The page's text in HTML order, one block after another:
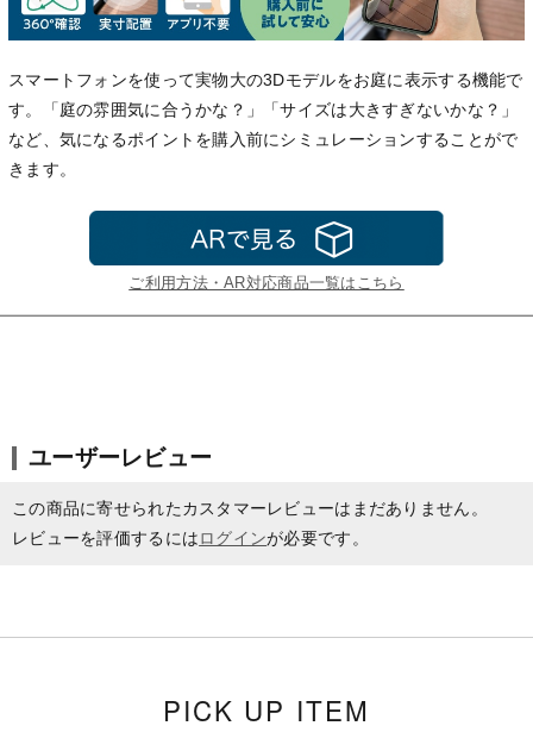
スマートフォンを使って実物大の3Dモデルをお庭に表示する機能で
す。「庭の雰囲気に合うかな？」「サイズは大きすぎないかな？」
など、気になるポイントを購入前にシミュレーションすることがで
きます。
ご利用方法・AR対応商品一覧はこちら
ユーザーレビュー
この商品に寄せられたカスタマーレビューはまだありません。
レビューを評価するにはログインが必要です。
PICK UP ITEM